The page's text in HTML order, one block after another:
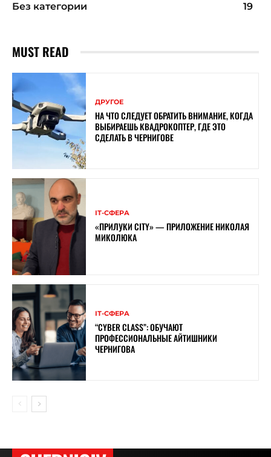
Без категории
19
MUST READ
ДРУГОЕ
НА ЧТО СЛЕДУЕТ ОБРАТИТЬ ВНИМАНИЕ, КОГДА
ВЫБИРАЕШЬ КВАДРОКОПТЕР, ГДЕ ЭТО
СДЕЛАТЬ В ЧЕРНИГОВЕ
ІТ-СФЕРА
«ПРИЛУКИ CITY» — ПРИЛОЖЕНИЕ НИКОЛАЯ
МИКОЛЮКА
ІТ-СФЕРА
“CYBER ​​CLASS”: ОБУЧАЮТ
ПРОФЕССИОНАЛЬНЫЕ АЙТИШНИКИ
ЧЕРНИГОВА